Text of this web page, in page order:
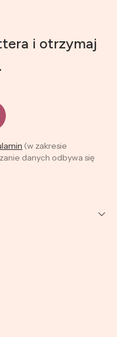
i otrzymaj
(w zakresie
danych odbywa się